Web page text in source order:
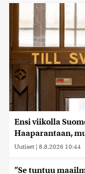
Ensi viikolla
Haaparantaan,
Uutiset | 8.8.2026 10:44
”Se tuntuu